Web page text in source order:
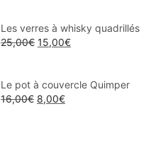
Les verres à whisky quadrillés
25,00€ 15,00€
Le pot à couvercle Quimper
16,00€ 8,00€